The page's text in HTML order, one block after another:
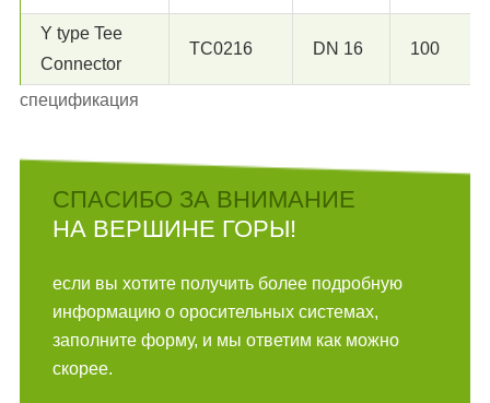
Y type Tee
Connector
TC0216 DN 16 100
спецификация
СПАСИБО ЗА ВНИМАНИЕ
НА ВЕРШИНЕ ГОРЫ!
если вы хотите получить более подробную
информацию о оросительных системах,
заполните форму, и мы ответим как можно
скорее.